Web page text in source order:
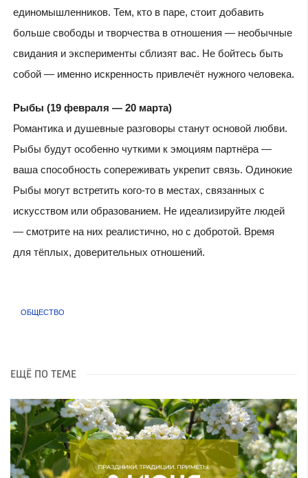
единомышленников. Тем, кто в паре, стоит добавить
больше свободы и творчества в отношения — необычные
свидания и эксперименты сблизят вас. Не бойтесь быть
собой — именно искренность привлечёт нужного человека.
Рыбы (19 февраля — 20 марта)
Романтика и душевные разговоры станут основой любви.
Рыбы будут особенно чуткими к эмоциям партнёра —
ваша способность сопереживать укрепит связь. Одинокие
Рыбы могут встретить кого-то в местах, связанных с
искусством или образованием. Не идеализируйте людей
— смотрите на них реалистично, но с добротой. Время
для тёплых, доверительных отношений.
ОБЩЕСТВО
ЕЩЁ ПО ТЕМЕ